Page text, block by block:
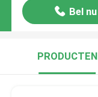
Bel nu
PRODUCTEN